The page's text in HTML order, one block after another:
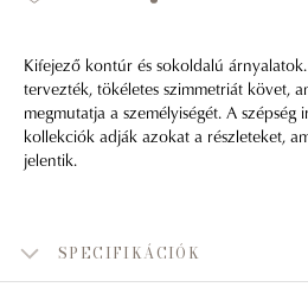
Kifejező kontúr és sokoldalú
tervezték, tökéletes szimmetriát követ,
megmutatja a személyiségét. A szépség
kollekciók adják azokat a részleteket,
jelentik.
SPECIFIKÁCIÓK